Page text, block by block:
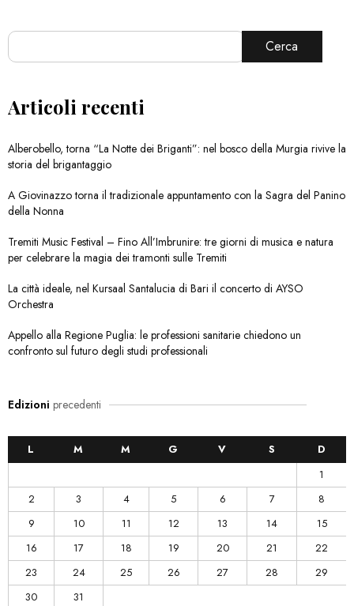
Cerca
Articoli recenti
Alberobello, torna “La Notte dei Briganti”: nel bosco della Murgia rivive la
storia del brigantaggio
A Giovinazzo torna il tradizionale appuntamento con la Sagra del Panino
della Nonna
Tremiti Music Festival – Fino All’Imbrunire: tre giorni di musica e natura
per celebrare la magia dei tramonti sulle Tremiti
La città ideale, nel Kursaal Santalucia di Bari il concerto di AYSO
Orchestra
Appello alla Regione Puglia: le professioni sanitarie chiedono un
confronto sul futuro degli studi professionali
Edizioni precedenti
L M M G V S
D
1
2
3 4 5 6 7
8
9
10 11 12 13 14
15
16
17 18 19 20 21
22
23
24 25 26 27 28
29
30
31